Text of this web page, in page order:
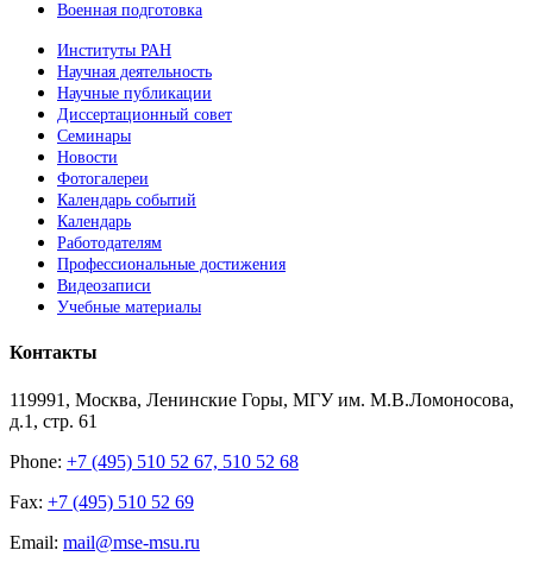
Военная подготовка
Институты РАН
Научная деятельность
Научные публикации
Диссертационный совет
Семинары
Новости
Фотогалереи
Календарь событий
Календарь
Работодателям
Профессиональные достижения
Видеозаписи
Учебные материалы
Контакты
119991, Москва, Ленинские Горы, МГУ им. М.В.Ломоносова,
д.1, стр. 61
Phone: +7 (495) 510 52 67, 510 52 68
Fax: +7 (495) 510 52 69
Email: mail@mse-msu.ru